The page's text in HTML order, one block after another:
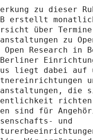
zu dieser
erstellt
über Termine
zu
Open Research in
liegt dabei auf
die
richten
sind für
und